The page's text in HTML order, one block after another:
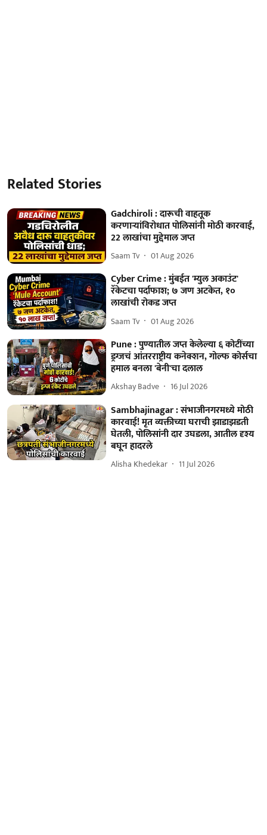
Related Stories
Gadchiroli : दारूची वाहतूक
करणाऱ्यांविरोधात पोलिसांनी मोठी कारवाई,
22 लाखांचा मुद्देमाल जप्त
Saam Tv 01 Aug 2026
Cyber Crime : मुंबईत 'म्युल अकाउंट'
रॅकेटचा पर्दाफाश; ७ जण अटकेत, १०
लाखांची रोकड जप्त
Saam Tv 01 Aug 2026
Pune : पुण्यातील जप्त केलेल्या ६ कोटींच्या
ड्रग्जचं आंतरराष्ट्रीय कनेक्शन, गोल्फ कोर्सचा
हमाल बनला 'बेनी'चा दलाल
Akshay Badve 16 Jul 2026
Sambhajinagar : संभाजीनगरमध्ये मोठी
कारवाई! मृत व्यक्तीच्या घराची झाडाझडती
घेतली, पोलिसांनी दार उघडला, आतील दृश्य
बघून हादरले
Alisha Khedekar 11 Jul 2026